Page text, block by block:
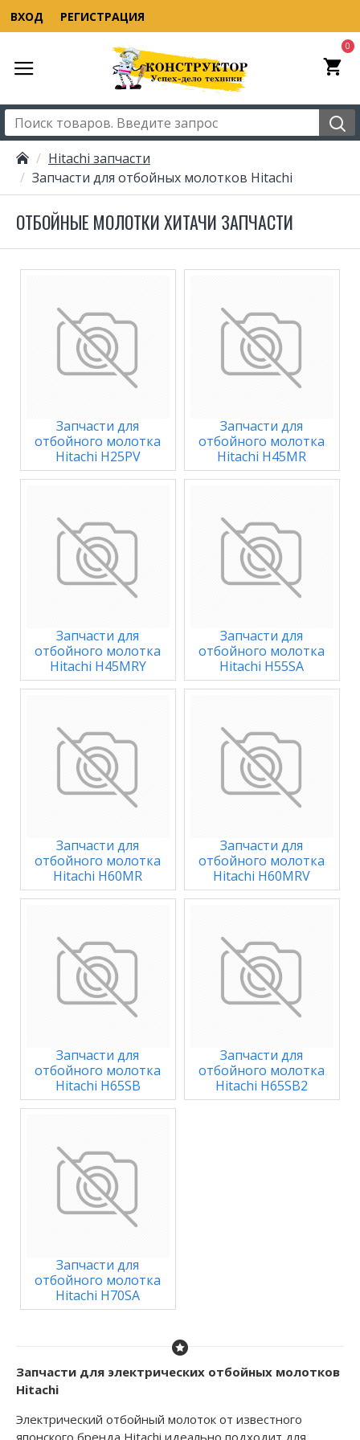
ВХОД РЕГИСТРАЦИЯ
0
Hitachi запчасти
Запчасти для отбойных молотков Hitachi
ОТБОЙНЫЕ МОЛОТКИ ХИТАЧИ ЗАПЧАСТИ
Запчасти для
отбойного молотка
Hitachi H25PV
Запчасти для
отбойного молотка
Hitachi H45MR
Запчасти для
отбойного молотка
Hitachi H45MRY
Запчасти для
отбойного молотка
Hitachi H55SA
Запчасти для
отбойного молотка
Hitachi H60MR
Запчасти для
отбойного молотка
Hitachi H60MRV
Запчасти для
отбойного молотка
Hitachi H65SB
Запчасти для
отбойного молотка
Hitachi H65SB2
Запчасти для
отбойного молотка
Hitachi H70SA
Запчасти для электрических отбойных молотков
Hitachi
Электрический отбойный молоток от известного
японского бренда Hitachi идеально подходит для